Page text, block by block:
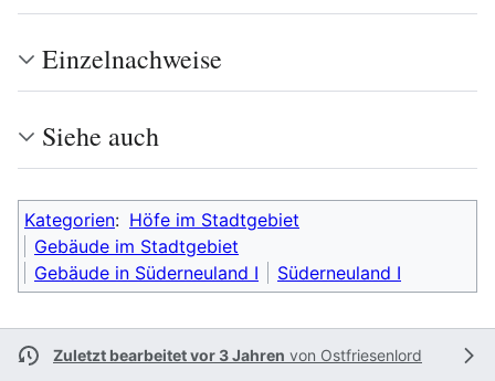
Einzelnachweise
Siehe auch
Kategorien: Höfe im Stadtgebiet
Gebäude im Stadtgebiet
Gebäude in Süderneuland I
Süderneuland I
Zuletzt bearbeitet vor 3 Jahren von Ostfriesenlord